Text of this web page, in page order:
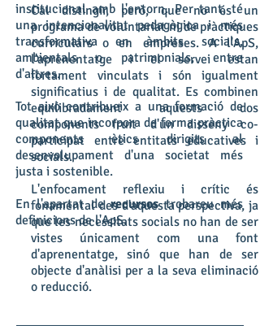
institucional amb l'entorn. Per tant, té
una intencionalitat pedagògica i més
transformativa en àmbits socials,
ambientals o patrimonials, entre
d'altres.
Tot això contribueix a una formació de
qualitat que incorpora de forma pràctica
components ètics dirigits al
desenvolupament d'una societat més
justa i sostenible.
En l'apartat derecursostrobareu més
definicions de l'ApS.
Cal distingir, però, que no és un
programa de voluntariat ni de pràctiques
curriculars o en empreses. A l'ApS,
l'aprenentatge i el servei estan
fortament vinculats i són igualment
significatius i de qualitat. Es combinen
equilibradament aquests dos
components fruit d'un disseny co-
participat entre entitats educatives i
socials.
L'enfocament reflexiu i crític és
fonamental des d'aquesta perspectiva, ja
que les necessitats socials no han de ser
vistes únicament com una font
d'aprenentatge, sinó que han de ser
objecte d'anàlisi per a la seva eliminació
o reducció.